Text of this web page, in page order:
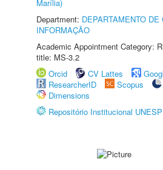
Marília)
Department: DEPARTAMENTO DE
INFORMAÇÃO
Academic Appointment Category:
title: MS-3.2
Orcid
CV Lattes
ResearcherID
Scopus
Dimensions
Repositório Institucional UNESP